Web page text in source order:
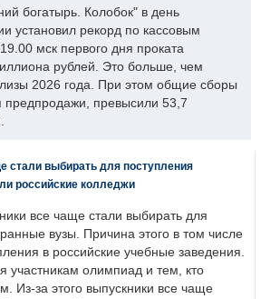
богатырь. Колобок" в день
установил рекорд по кассовым
мск первого дня проката
рублей. Это больше, чем
2026 года. При этом общие сборы
предпродажи, превысили 53,7
стали выбирать для поступления
российские колледжи
все чаще стали выбирать для
вузы. Причина этого в том числе
в российские учебные заведения.
участникам олимпиад и тем, кто
Из-за этого выпускники все чаще